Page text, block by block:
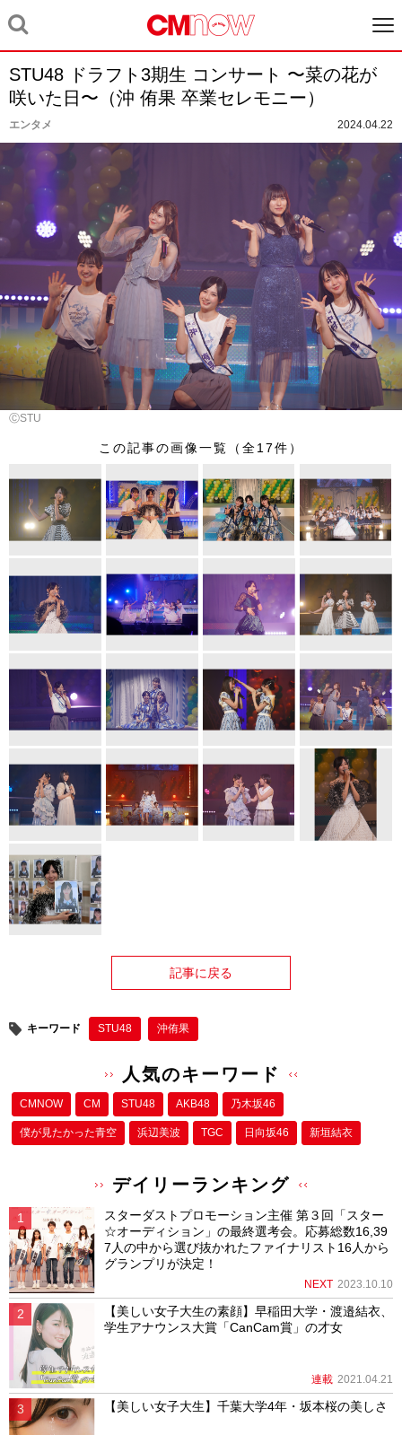
STU48 ドラフト3期生 コンサート 〜菜の花が
咲いた日〜（沖 侑果 卒業セレモニー）
エンタメ 2024.04.22
ⒸSTU
この記事の画像一覧（全17件）
記事に戻る
キーワード STU48 沖侑果
人気のキーワード
CMNOW CM STU48 AKB48 乃木坂46
僕が⾒たかった⻘空 浜辺美波 TGC 日向坂46 新垣結衣
デイリーランキング
スターダストプロモーション主催 第３回「スター
☆オーディション」の最終選考会。応募総数16,39
7人の中から選び抜かれたファイナリスト16人から
グランプリが決定！
NEXT 2023.10.10
【美しい女子大生の素顔】早稲田大学・渡邉結衣、
学生アナウンス大賞「CanCam賞」の才女
連載 2021.04.21
【美しい女子大生】千葉大学4年・坂本桜の美しさ